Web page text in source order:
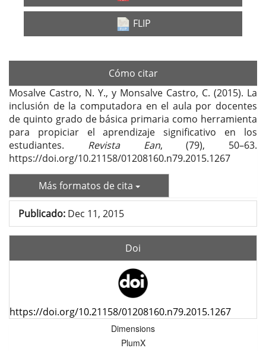
FLIP
Cómo citar
Mosalve Castro, N. Y., y Monsalve Castro, C. (2015). La
inclusión de la computadora en el aula por docentes
de quinto grado de básica primaria como herramienta
para propiciar el aprendizaje significativo en los
estudiantes. Revista Ean, (79), 50–63.
https://doi.org/10.21158/01208160.n79.2015.1267
Más formatos de cita
Publicado: Dec 11, 2015
Doi
https://doi.org/10.21158/01208160.n79.2015.1267
Dimensions
PlumX